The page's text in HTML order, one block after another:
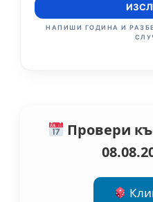
НАПИШИ ГОДИНА И
Провери